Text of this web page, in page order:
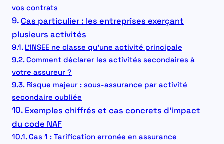
vos contrats
Cas particulier : les entreprises exerçant
plusieurs activités
L’INSEE ne classe qu’une activité principale
Comment déclarer les activités secondaires à
votre assureur ?
Risque majeur : sous-assurance par activité
secondaire oubliée
Exemples chiffrés et cas concrets d’impact
du code NAF
Cas 1 : Tarification erronée en assurance